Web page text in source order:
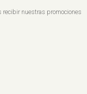
recibir nuestras promociones